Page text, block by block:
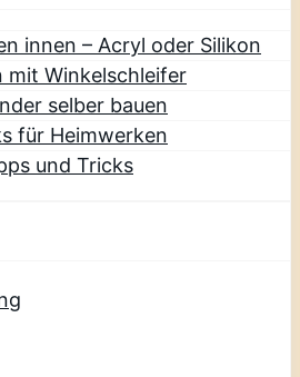
innen – Acryl oder Silikon
mit Winkelschleifer
selber bauen
für Heimwerken
und Tricks